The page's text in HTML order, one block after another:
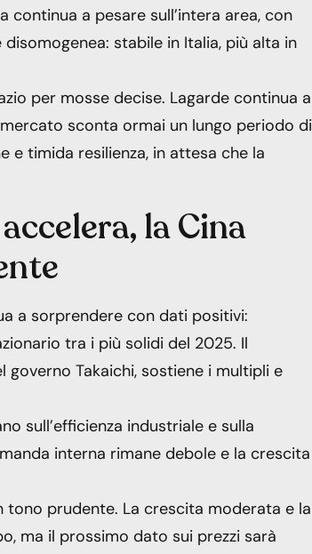
continua a pesare sull’intera area, con
stabile in Italia, più alta in
per mosse decise. Lagarde continua a
sconta ormai un lungo periodo di
e timida resilienza, in attesa che la
la Cina
a sorprendere con dati positivi:
tra i più solidi del 2025. Il
Takaichi, sostiene i multipli e
sull’efficienza industriale e sulla
interna rimane debole e la crescita
tono prudente. La crescita moderata e la
ma il prossimo dato sui prezzi sarà